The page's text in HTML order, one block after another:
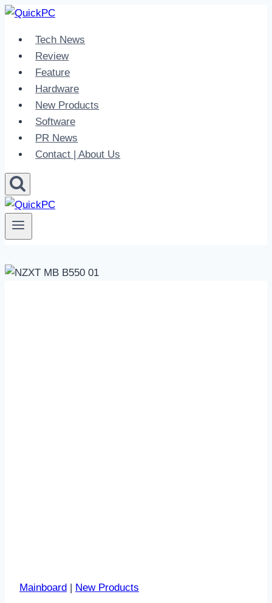
Skip
contentTech News
Review
Feature
Hardware
New Products
Software
PR News
Contact | About Us
Mainboard | New Products